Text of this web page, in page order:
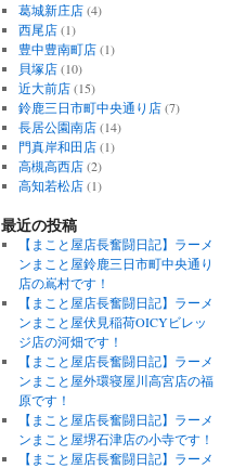
葛城新庄店(4)
西尾店(1)
豊中豊南町店(1)
貝塚店(10)
近大前店(15)
鈴鹿三日市町中央通り店(7)
長居公園南店(14)
門真岸和田店(1)
高槻高西店(2)
高知若松店(1)
最近の投稿
【まこと屋店長奮闘日記】ラーメ
ンまこと屋鈴鹿三日市町中央通り
店の嶌村です！
【まこと屋店長奮闘日記】ラーメ
ンまこと屋伏見稲荷OICYビレッ
ジ店の河畑です！
【まこと屋店長奮闘日記】ラーメ
ンまこと屋外環寝屋川高宮店の福
原です！
【まこと屋店長奮闘日記】ラーメ
ンまこと屋堺石津店の小寺です！
【まこと屋店長奮闘日記】ラーメ